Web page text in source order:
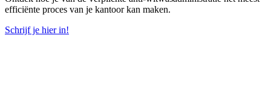
efficiënte proces van je kantoor kan maken.
Schrijf je hier in!